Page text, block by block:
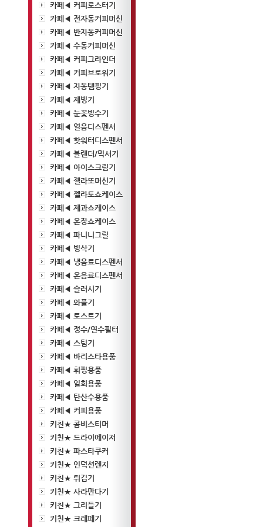
카페◀ 커피로스터기
카페◀ 전자동커피머신
카페◀ 반자동커피머신
카페◀ 수동커피머신
카페◀ 커피그라인더
카페◀ 커피브로워기
카페◀ 자동탬핑기
카페◀ 제빙기
카페◀ 눈꽃빙수기
카페◀ 얼음디스펜서
카페◀ 핫워터디스펜서
카페◀ 블랜더/믹서기
카페◀ 아이스크림기
카페◀ 젤라또머신기
카페◀ 젤라토쇼케이스
카페◀ 제과쇼케이스
카페◀ 온장쇼케이스
카페◀ 파니니그릴
카페◀ 빙삭기
카페◀ 냉음료디스펜서
카페◀ 온음료디스펜서
카페◀ 슬러시기
카페◀ 와플기
카페◀ 토스트기
카페◀ 정수/연수필터
카페◀ 스팀기
카페◀ 바리스타용품
카페◀ 휘핑용품
카페◀ 일회용품
카페◀ 탄산수용품
카페◀ 커피용품
키친★ 콤비스티머
키친★ 드라이에이저
키친★ 파스타쿠커
키친★ 인덕션렌지
키친★ 튀김기
키친★ 사라만다기
키친★ 그리들기
키친★ 크레페기